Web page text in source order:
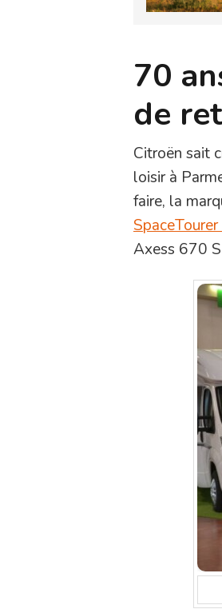
70
de
Citroën sait
loisir à
faire, la
Axess 670